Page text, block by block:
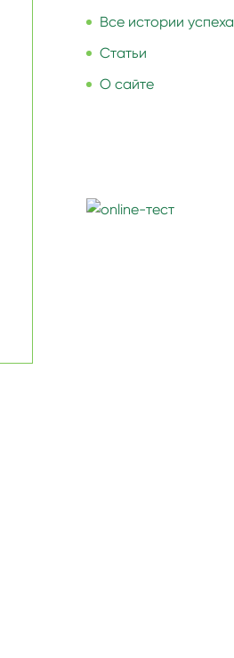
Все истории успеха
Статьи
О сайте